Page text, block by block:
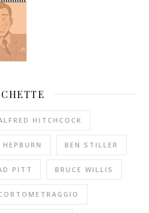
HITCHCOCK
BEN STILLER
PITT BRUCE WILLIS